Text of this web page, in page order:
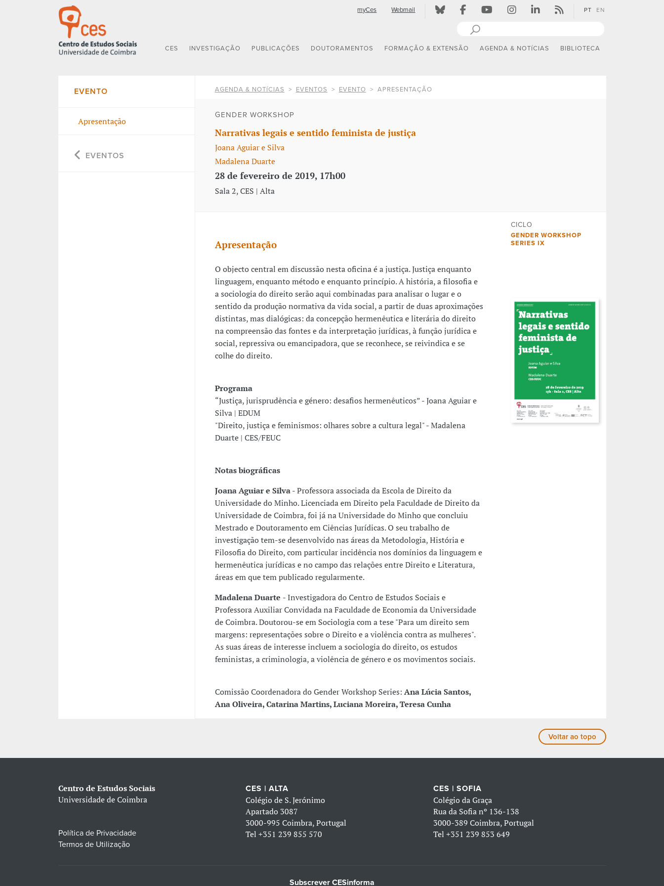
myCes Webmail PT EN
CES INVESTIGAÇÃO PUBLICAÇÕES DOUTORAMENTOS FORMAÇÃO & EXTENSÃO AGENDA & NOTÍCIAS BIBLIOTECA
EVENTO
Apresentação
EVENTOS
AGENDA & NOTÍCIAS EVENTOS EVENTO APRESENTAÇÃO
GENDER WORKSHOP
Narrativas legais e sentido feminista de justiça
Joana Aguiar e Silva
Madalena Duarte
28 de fevereiro de 2019, 17h00
Sala 2, CES | Alta
Apresentação
O objecto central em discussão nesta oficina é a justiça. Justiça enquanto
linguagem, enquanto método e enquanto princípio. A história, a filosofia e
a sociologia do direito serão aqui combinadas para analisar o lugar e o
sentido da produção normativa da vida social, a partir de duas aproximações
distintas, mas dialógicas: da concepção hermenêutica e literária do direito
na compreensão das fontes e da interpretação jurídicas, à função jurídica e
social, repressiva ou emancipadora, que se reconhece, se reivindica e se
colhe do direito.
Programa
“Justiça, jurisprudência e género: desafios hermenêuticos” - Joana Aguiar e
Silva | EDUM
"Direito, justiça e feminismos: olhares sobre a cultura legal" - Madalena
Duarte | CES/FEUC
Notas biográficas
Joana Aguiar e Silva- Professora associada da Escola de Direito da
Universidade do Minho. Licenciada em Direito pela Faculdade de Direito da
Universidade de Coimbra, foi já na Universidade do Minho que concluiu
Mestrado e Doutoramento em Ciências Jurídicas. O seu trabalho de
investigação tem-se desenvolvido nas áreas da Metodologia, História e
Filosofia do Direito, com particular incidência nos domínios da linguagem e
hermenêutica jurídicas e no campo das relações entre Direito e Literatura,
áreas em que tem publicado regularmente.
Madalena Duarte - Investigadora do Centro de Estudos Sociais e
Professora Auxiliar Convidada na Faculdade de Economia da Universidade
de Coimbra. Doutorou-se em Sociologia com a tese "Para um direito sem
margens: representações sobre o Direito e a violência contra as mulheres".
As suas áreas de interesse incluem a sociologia do direito, os estudos
feministas, a criminologia, a violência de género e os movimentos sociais.
Comissão Coordenadora do Gender Workshop Series: Ana Lúcia Santos,
Ana Oliveira, Catarina Martins, Luciana Moreira, Teresa Cunha
CICLO
GENDER WORKSHOP
SERIES IX
Voltar ao topo
Centro de Estudos Sociais
Universidade de Coimbra
Política de Privacidade
Termos de Utilização
CES | ALTA
Colégio de S. Jerónimo
Apartado 3087
3000-995 Coimbra, Portugal
Tel+351 239 855 570
CES | SOFIA
Colégio da Graça
Rua da Sofia nº 136-138
3000-389 Coimbra, Portugal
Tel +351 239 853 649
Subscrever CESinforma